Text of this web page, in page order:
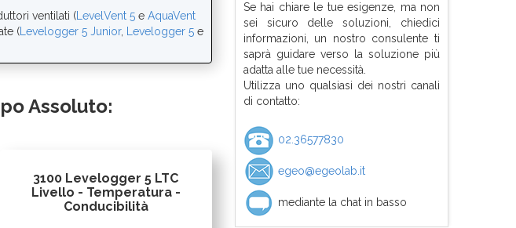
ventilati ( LevelVent 5 e AquaVent
( Levelogger 5 Junior, Levelogger 5 e
Assoluto:
3100 Levelogger 5 LTC
Livello - Temperatura -
Conducibilità
Se hai chiare le tue esigenze, ma non
sei sicuro delle soluzioni, chiedici
informazioni, un nostro consulente ti
saprà guidare verso la soluzione più
adatta alle tue necessità.
Utilizza uno qualsiasi dei nostri canali
di contatto:
02.36577830
egeo@egeolab.it
mediante la chat in basso